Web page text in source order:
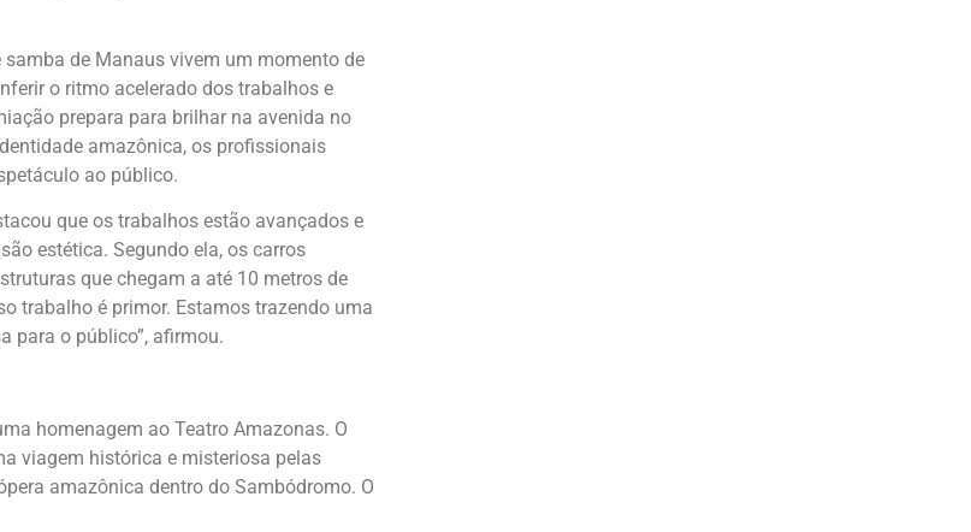
de Manaus vivem um momento de
o ritmo acelerado dos trabalhos e
prepara para brilhar na avenida no
amazônica, os profissionais
ao público.
que os trabalhos estão avançados e
estética. Segundo ela, os carros
que chegam a até 10 metros de
trabalho é primor. Estamos trazendo uma
para o público”, afirmou.
homenagem ao Teatro Amazonas. O
viagem histórica e misteriosa pelas
amazônica dentro do Sambódromo. O